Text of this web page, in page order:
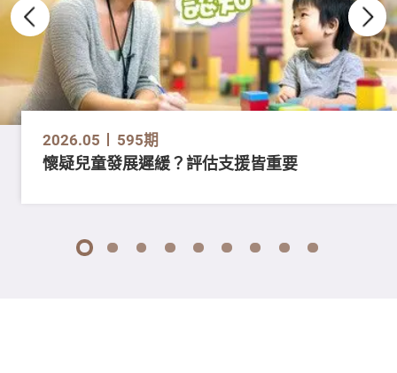
2026.05 595期
懷疑兒童發展遲緩？評估支援皆重要
1 2 3 4 5 6 7 8 9